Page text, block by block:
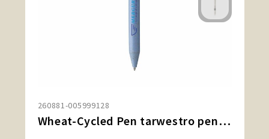
260881-005999128
Wheat-Cycled Pen tarwestro pennen